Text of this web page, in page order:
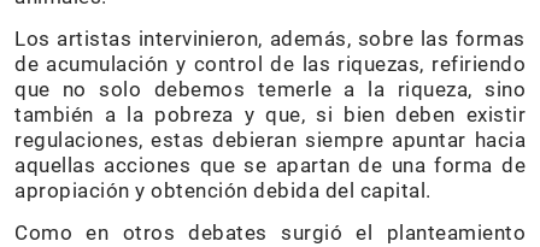
Los artistas intervinieron, además, sobre las formas
de acumulación y control de las riquezas, refiriendo
que no solo debemos temerle a la riqueza, sino
también a la pobreza y que, si bien deben existir
regulaciones, estas debieran siempre apuntar hacia
aquellas acciones que se apartan de una forma de
apropiación y obtención debida del capital.
Como en otros debates surgió el planteamiento